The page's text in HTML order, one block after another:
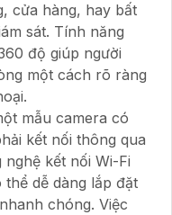
cửa hàng, hay bất
sát. Tính năng
độ giúp người
một cách rõ ràng
mẫu camera có
kết nối thông qua
nghệ kết nối Wi-Fi
dễ dàng lắp đặt
chóng. Việc